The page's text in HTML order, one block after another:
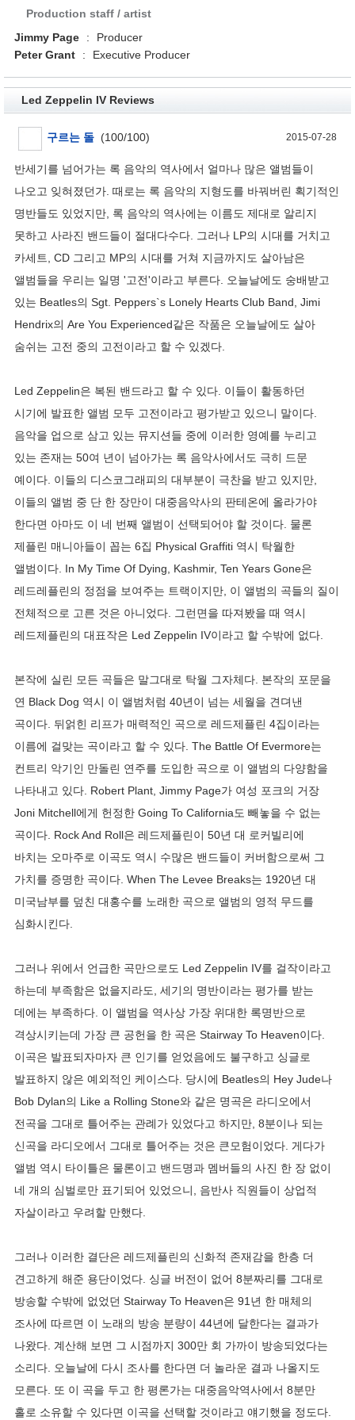
Production staff / artist
Jimmy Page
:
Producer
Peter Grant
: Executive Producer
Led Zeppelin IV Reviews
구르는 돌 (100/100) 2015-07-28
반세기를 넘어가는 록 음악의 역사에서 얼마나 많은 앨범들이
나오고 잊혀졌던가. 때로는 록 음악의 지형도를 바꿔버린 획기적인
명반들도 있었지만, 록 음악의 역사에는 이름도 제대로 알리지
못하고 사라진 밴드들이 절대다수다. 그러나 LP의 시대를 거치고
카세트, CD 그리고 MP의 시대를 거쳐 지금까지도 살아남은
앨범들을 우리는 일명 '고전'이라고 부른다. 오늘날에도 숭배받고
있는 Beatles의 Sgt. Peppers`s Lonely Hearts Club Band, Jimi
Hendrix의 Are You Experienced같은 작품은 오늘날에도 살아
숨쉬는 고전 중의 고전이라고 할 수 있겠다.
Led Zeppelin은 복된 밴드라고 할 수 있다. 이들이 활동하던
시기에 발표한 앨범 모두 고전이라고 평가받고 있으니 말이다.
음악을 업으로 삼고 있는 뮤지션들 중에 이러한 영예를 누리고
있는 존재는 50여 년이 넘아가는 록 음악사에서도 극히 드문
예이다. 이들의 디스코그래피의 대부분이 극찬을 받고 있지만,
이들의 앨범 중 단 한 장만이 대중음악사의 판테온에 올라가야
한다면 아마도 이 네 번째 앨범이 선택되어야 할 것이다. 물론
제플린 매니아들이 꼽는 6집 Physical Graffiti 역시 탁월한
앨범이다. In My Time Of Dying, Kashmir, Ten Years Gone은
레드레플린의 정점을 보여주는 트랙이지만, 이 앨범의 곡들의 질이
전체적으로 고른 것은 아니었다. 그런면을 따져봤을 때 역시
레드제플린의 대표작은 Led Zeppelin IV이라고 할 수밖에 없다.
본작에 실린 모든 곡들은 말그대로 탁월 그자체다. 본작의 포문을
연 Black Dog 역시 이 앨범처럼 40년이 넘는 세월을 견뎌낸
곡이다. 뒤얽힌 리프가 매력적인 곡으로 레드제플린 4집이라는
이름에 걸맞는 곡이라고 할 수 있다. The Battle Of Evermore는
컨트리 악기인 만돌린 연주를 도입한 곡으로 이 앨범의 다양함을
나타내고 있다. Robert Plant, Jimmy Page가 여성 포크의 거장
Joni Mitchell에게 헌정한 Going To California도 빼놓을 수 없는
곡이다. Rock And Roll은 레드제플린이 50년 대 로커빌리에
바치는 오마주로 이곡도 역시 수많은 밴드들이 커버함으로써 그
가치를 증명한 곡이다. When The Levee Breaks는 1920년 대
미국남부를 덮친 대홍수를 노래한 곡으로 앨범의 영적 무드를
심화시킨다.
그러나 위에서 언급한 곡만으로도 Led Zeppelin IV를 걸작이라고
하는데 부족함은 없을지라도, 세기의 명반이라는 평가를 받는
데에는 부족하다. 이 앨범을 역사상 가장 위대한 록명반으로
격상시키는데 가장 큰 공헌을 한 곡은 Stairway To Heaven이다.
이곡은 발표되자마자 큰 인기를 얻었음에도 불구하고 싱글로
발표하지 않은 예외적인 케이스다. 당시에 Beatles의 Hey Jude나
Bob Dylan의 Like a Rolling Stone와 같은 명곡은 라디오에서
전곡을 그대로 틀어주는 관례가 있었다고 하지만, 8분이나 되는
신곡을 라디오에서 그대로 틀어주는 것은 큰모험이었다. 게다가
앨범 역시 타이틀은 물론이고 밴드명과 멤버들의 사진 한 장 없이
네 개의 심벌로만 표기되어 있었으니, 음반사 직원들이 상업적
자살이라고 우려할 만했다.
그러나 이러한 결단은 레드제플린의 신화적 존재감을 한층 더
견고하게 해준 용단이었다. 싱글 버전이 없어 8분짜리를 그대로
방송할 수밖에 없었던 Stairway To Heaven은 91년 한 매체의
조사에 따르면 이 노래의 방송 분량이 44년에 달한다는 결과가
나왔다. 계산해 보면 그 시점까지 300만 회 가까이 방송되었다는
소리다. 오늘날에 다시 조사를 한다면 더 놀라운 결과 나올지도
모른다. 또 이 곡을 두고 한 평론가는 대중음악역사에서 8분만
홀로 소유할 수 있다면 이곡을 선택할 것이라고 얘기했을 정도다.